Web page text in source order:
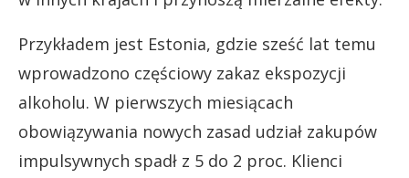
Przykładem jest Estonia, gdzie sześć lat temu
wprowadzono częściowy zakaz ekspozycji
alkoholu. W pierwszych miesiącach
obowiązywania nowych zasad udział zakupów
impulsywnych spadł z 5 do 2 proc. Klienci